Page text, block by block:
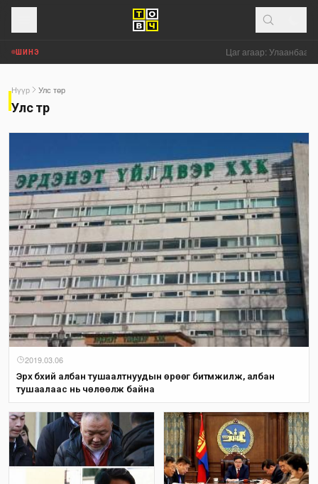
ШИНЭ Цаг агаар:
Нүүр Улс төр
Улс төр
2019.03.06
Эрх бүхий албан тушаалтнуудын өрөөг битүүмжилж, албан
тушаалаас нь чөлөөлж байна